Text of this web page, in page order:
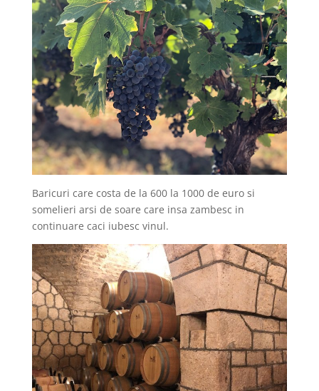
Baricuri care costa de la 600 la 1000 de euro si
somelieri arsi de soare care insa zambesc in
continuare caci iubesc vinul.